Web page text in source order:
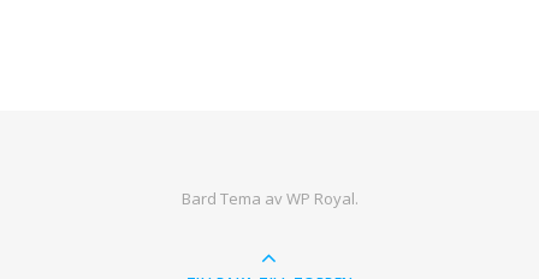
Bard Tema avWP Royal.